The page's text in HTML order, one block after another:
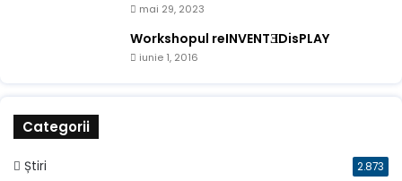
mai 29, 2023
Workshopul reINVENTƎDisPLAY
iunie 1, 2016
Categorii
Știri 2.873